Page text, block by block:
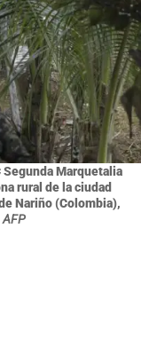
Marquetalia
rural de la ciudad
Nariño (Colombia),
AFP